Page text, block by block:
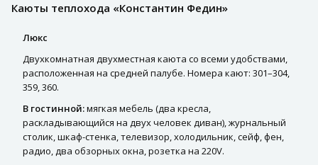
Каюты теплохода «Константин Федин»
Люкс
Двухкомнатная двухместная каюта со всеми удобствами,
расположенная на средней палубе. Номера кают: 301–304,
359, 360.
В гостинной:мягкая мебель (два кресла,
раскладывающийся на двух человек диван), журнальный
столик, шкаф-стенка, телевизор, холодильник, сейф, фен,
радио, два обзорных окна, розетка на 220V.